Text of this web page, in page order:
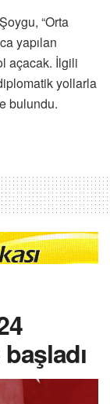
“Orta
yapılan
açacak. İlgili
yollarla
bulundu.